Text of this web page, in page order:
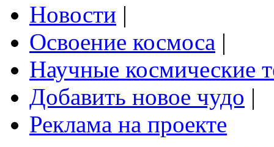
Новости |
Освоение космоса |
Научные космические
Добавить новое чудо |
Реклама на проекте